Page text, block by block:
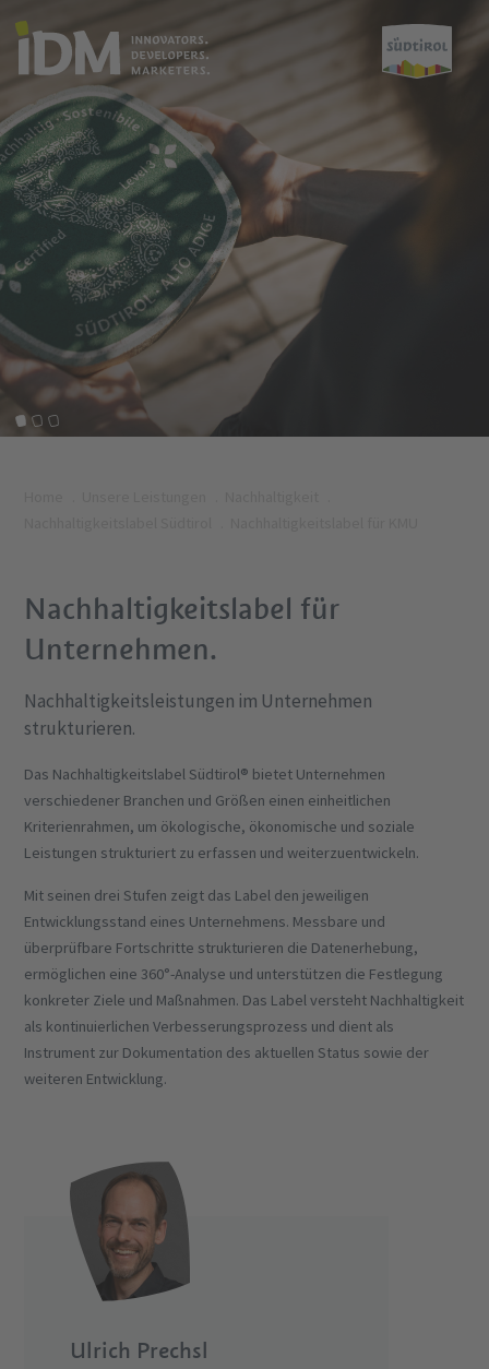
Nachhaltigkeitslabel für
Unternehmen.
Nachhaltigkeitsleistungen im Unternehmen
strukturieren.
Das Nachhaltigkeitslabel Südtirol® bietet Unternehmen
verschiedener Branchen und Größen einen einheitlichen
Kriterienrahmen, um ökologische, ökonomische und soziale
Leistungen strukturiert zu erfassen und weiterzuentwickeln.
Mit seinen drei Stufen zeigt das Label den jeweiligen
Entwicklungsstand eines Unternehmens. Messbare und
überprüfbare Fortschritte strukturieren die Datenerhebung,
ermöglichen eine 360°-Analyse und unterstützen die Festlegung
konkreter Ziele und Maßnahmen. Das Label versteht Nachhaltigkeit
als kontinuierlichen Verbesserungsprozess und dient als
Instrument zur Dokumentation des aktuellen Status sowie der
weiteren Entwicklung.
Ulrich Prechsl